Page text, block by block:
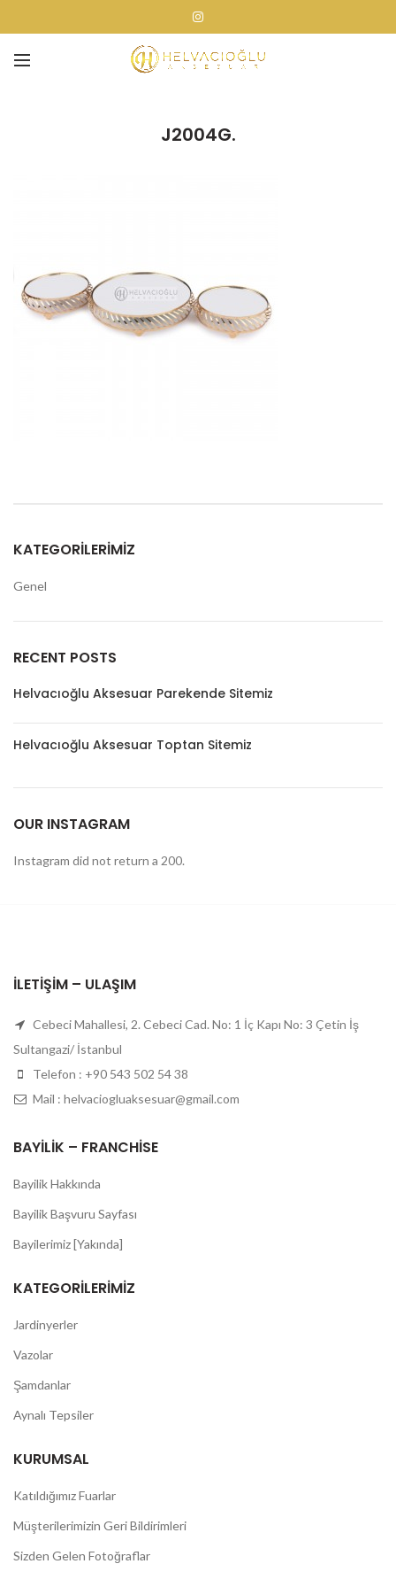
J2004G.
KATEGORILERIMIZ
Genel
RECENT POSTS
Helvacıoğlu Aksesuar Parekende Sitemiz
Helvacıoğlu Aksesuar Toptan Sitemiz
OUR INSTAGRAM
Instagram did not return a 200.
İLETIŞIM – ULAŞIM
Cebeci Mahallesi, 2. Cebeci Cad. No: 1 İç Kapı No: 3 Çetin İş
Sultangazi/ İstanbul
Telefon : +90 543 502 54 38
Mail : helvaciogluaksesuar@gmail.com
BAYILIK – FRANCHISE
Bayilik Hakkında
Bayilik Başvuru Sayfası
Bayilerimiz [Yakında]
KATEGORILERIMIZ
Jardinyerler
Vazolar
Şamdanlar
Aynalı Tepsiler
KURUMSAL
Katıldığımız Fuarlar
Müşterilerimizin Geri Bildirimleri
Sizden Gelen Fotoğraflar